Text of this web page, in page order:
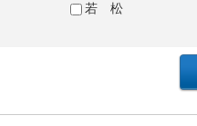
若 松